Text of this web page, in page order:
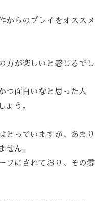
からのプレイをオススメ
方が楽しいと感じるでし
つ面白いなと思った人
ょう。
とっていますが、あまり
せん。
フにされており、その雰